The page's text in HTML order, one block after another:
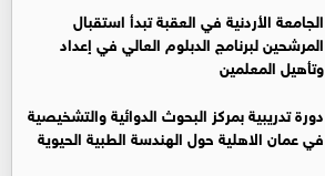
الجامعة الأردنية في العقبة تبدأ استقبال
المرشحين لبرنامج الدبلوم العالي في إعداد
وتأهيل المعلمين
دورة تدريبية بمركز البحوث الدوائية والتشخيصية
في عمان الاهلية حول الهندسة الطبية الحيوية